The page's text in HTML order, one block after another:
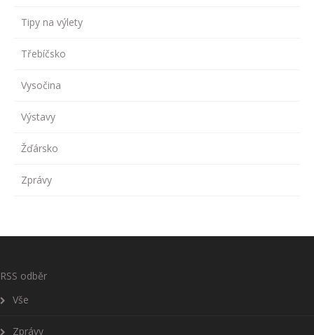
Tipy na výlety
Třebíčsko
Vysočina
Výstavy
Žďársko
Zprávy
RSS odběr
Vše
Zprávy